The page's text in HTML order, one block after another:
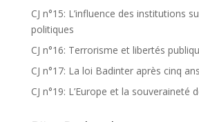
CJ n°15: L’influence des institutions
politiques
CJ n°16: Terrorisme et libertés
CJ n°17: La loi Badinter après cinq
CJ n°19: L’Europe et la souveraineté